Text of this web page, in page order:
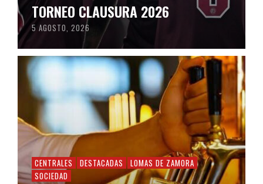
TORNEO CLAUSURA 2026
5 AGOSTO, 2026
CENTRALES DESTACADAS
LOMAS DE ZAMORA
SOCIEDAD